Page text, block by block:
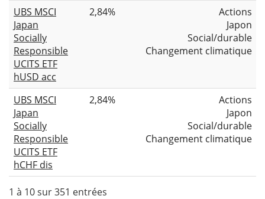
UBS MSCI
Japan
Socially
Responsible
UCITS ETF
hUSD acc
2,84%
Actions
Japon
Social/durable
Changement climatique
UBS MSCI
Japan
Socially
Responsible
UCITS ETF
hCHF dis
2,84%
Actions
Japon
Social/durable
Changement climatique
1 à 10 sur 351 entrées